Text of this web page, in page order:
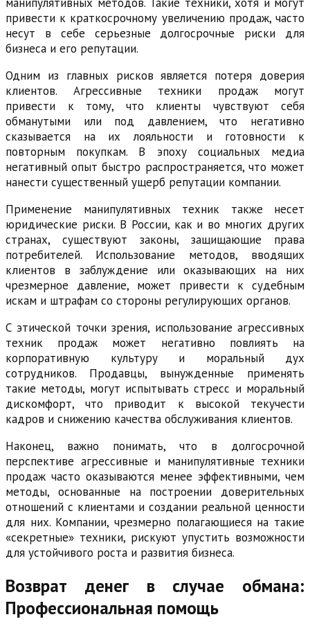
привести к краткосрочному увеличению продаж, часто
несут в себе серьезные долгосрочные риски для
бизнеса и его репутации.
Одним из главных рисков является потеря доверия
клиентов. Агрессивные техники продаж могут
привести к тому, что клиенты чувствуют себя
обманутыми или под давлением, что негативно
сказывается на их лояльности и готовности к
повторным покупкам. В эпоху социальных медиа
негативный опыт быстро распространяется, что может
нанести существенный ущерб репутации компании.
Применение манипулятивных техник также несет
юридические риски. В России, как и во многих других
странах, существуют законы, защищающие права
потребителей. Использование методов, вводящих
клиентов в заблуждение или оказывающих на них
чрезмерное давление, может привести к судебным
искам и штрафам со стороны регулирующих органов.
С этической точки зрения, использование агрессивных
техник продаж может негативно повлиять на
корпоративную культуру и моральный дух
сотрудников. Продавцы, вынужденные применять
такие методы, могут испытывать стресс и моральный
дискомфорт, что приводит к высокой текучести
кадров и снижению качества обслуживания клиентов.
Наконец, важно понимать, что в долгосрочной
перспективе агрессивные и манипулятивные техники
продаж часто оказываются менее эффективными, чем
методы, основанные на построении доверительных
отношений с клиентами и создании реальной ценности
для них. Компании, чрезмерно полагающиеся на такие
«секретные» техники, рискуют упустить возможности
для устойчивого роста и развития бизнеса.
Возврат денег в случае обмана:
Профессиональная помощь